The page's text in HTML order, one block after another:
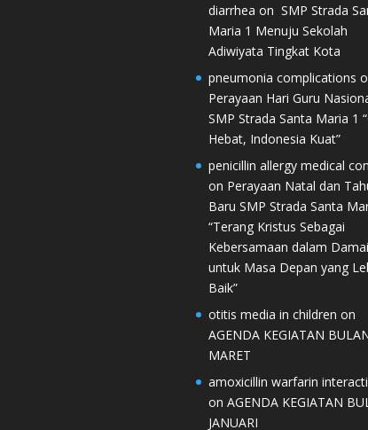
diarrhea on SMP Strada
Maria 1 Menuju Sekolah
Adiwiyata Tingkat Kota
pneumonia complications
Perayaan Hari Guru
SMP Strada Santa Maria 1
Hebat, Indonesia Kuat”
penicillin allergy medical
on Perayaan Natal dan
Baru SMP Strada Santa
“Terang Kristus Sebagai
Kebersamaan dalam Damai
untuk Masa Depan yang
Baik”
otitis media in children on
AGENDA KEGIATAN
MARET
amoxicillin warfarin
on AGENDA KEGIATAN
JANUARI